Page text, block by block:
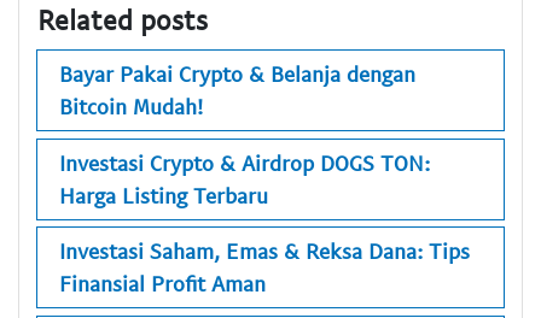
Related posts
Bayar Pakai Crypto & Belanja dengan
Bitcoin Mudah!
Investasi Crypto & Airdrop DOGS TON:
Harga Listing Terbaru
Investasi Saham, Emas & Reksa Dana: Tips
Finansial Profit Aman